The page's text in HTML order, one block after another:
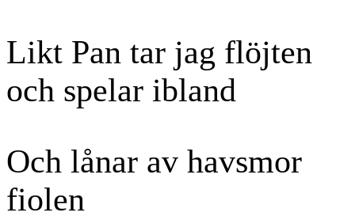
Likt Pan tar jag flöjten
och spelar ibland
Och lånar av havsmor
fiolen